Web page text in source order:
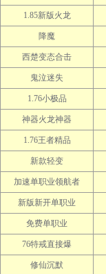
1.85新版火龙
降魔
西楚变态合击
鬼泣迷失
1.76小极品
神器火龙神器
1.76王者精品
新款轻变
加速单职业领航者
新版新开单职业
免费单职业
76特戒直接爆
修仙沉默